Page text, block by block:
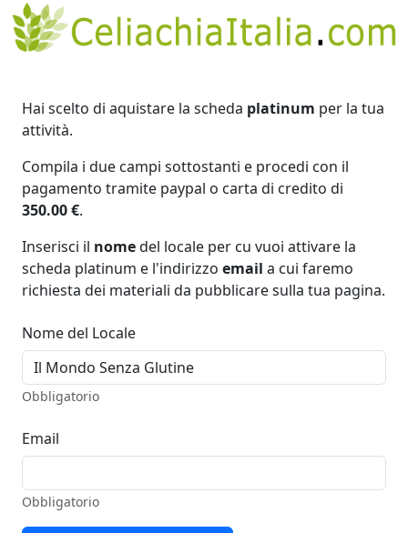
Hai scelto di aquistare la scheda platinum per la tua
attività.
Compila i due campi sottostanti e procedi con il
pagamento tramite paypal o carta di credito di
350.00 €.
Inserisci il nomedel locale per cu vuoi attivare la
scheda platinum e l'indirizzo email a cui faremo
richiesta dei materiali da pubblicare sulla tua pagina.
Nome del Locale
Obbligatorio
Email
Obbligatorio